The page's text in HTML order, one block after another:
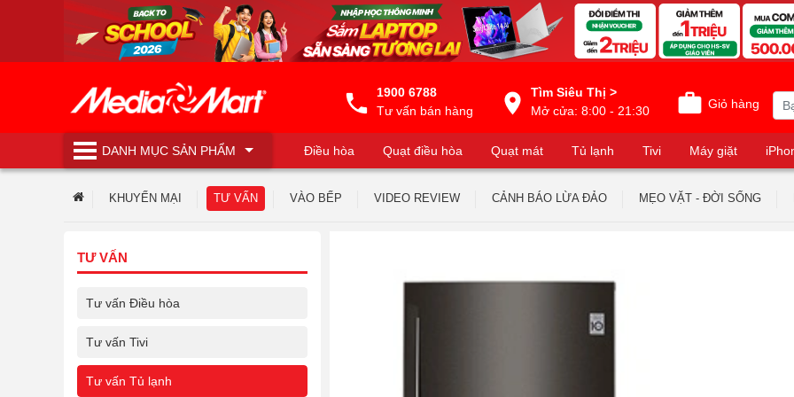
1900 6788
Tư vấn bán hàng
Tìm Siêu Thị >
Mở cửa: 8:00 - 21:30
Giỏ hàng
DANH MỤCSẢN PHẨM Điều hòa Quạt điều hòa Quạt mát Tủ lạnh Tivi Máy giặt
Máy lọc nước
KHUYẾN MẠI TƯ VẤN VÀO BẾP VIDEO REVIEW CẢNH BÁO LỪA ĐẢO MẸO VẶT - ĐỜI SỐNG
TƯ VẤN
Tư vấn Điều hòa
Tư vấn Tivi
Tư vấn Tủ lạnh